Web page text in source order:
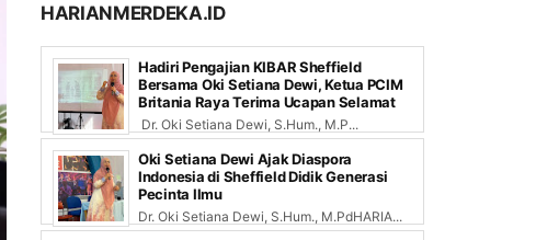
HARIANMERDEKA.ID
Hadiri Pengajian KIBAR Sheffield
Bersama Oki Setiana Dewi, Ketua PCIM
Britania Raya Terima Ucapan Selamat
Dr. Oki Setiana Dewi, S.Hum., M.P...
Oki Setiana Dewi Ajak Diaspora
Indonesia di Sheffield Didik Generasi
Pecinta Ilmu
Dr. Oki Setiana Dewi, S.Hum., M.PdHARIA...